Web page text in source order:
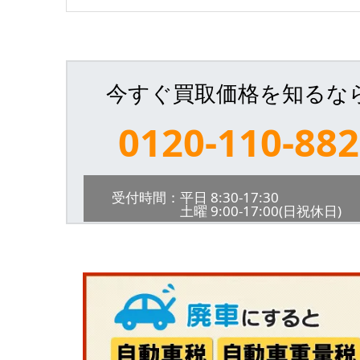
今すぐ買取価格を知るな
0120-110-882
受付時間：平日 8:30-17:30
土曜 9:00-17:00(日祝休日)